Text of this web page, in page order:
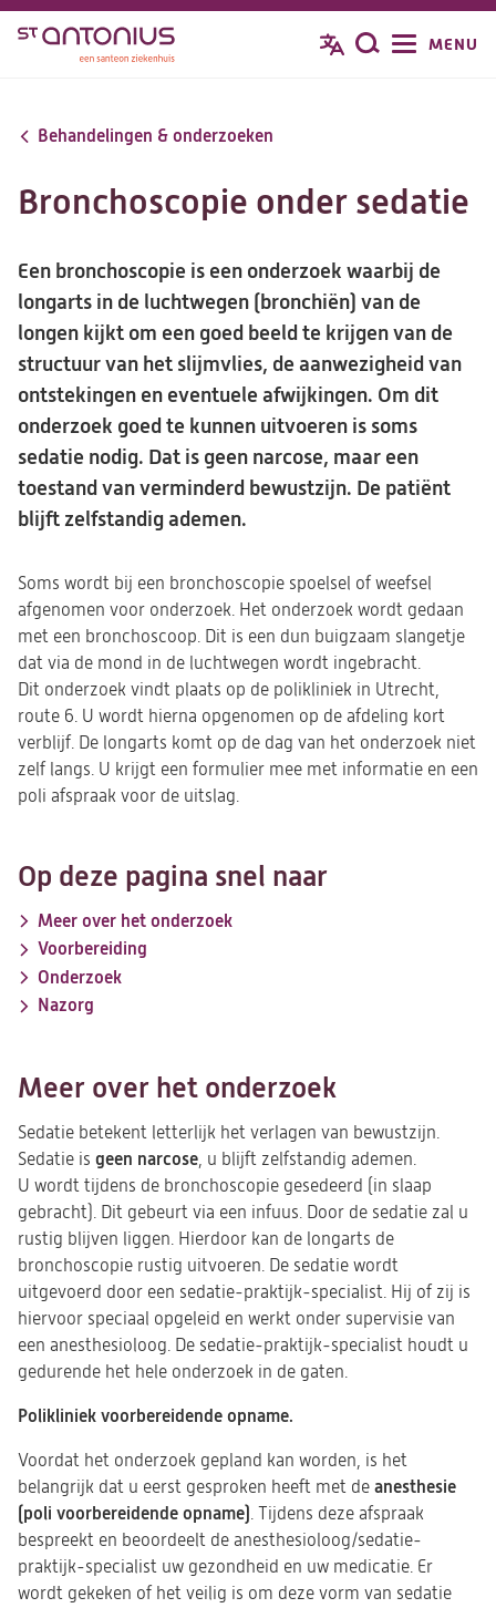
Overslaan
inhoud
Zoeken
MENU
Behandelingen & onderzoeken
Bronchoscopie onder sedatie
Een bronchoscopie is een onderzoek waarbij de
longarts in de luchtwegen (bronchiën) van de
longen kijkt om een goed beeld te krijgen van de
structuur van het slijmvlies, de aanwezigheid van
ontstekingen en eventuele afwijkingen. Om dit
onderzoek goed te kunnen uitvoeren is soms
sedatie nodig. Dat is geen narcose, maar een
toestand van verminderd bewustzijn. De patiënt
blijft zelfstandig ademen.
Soms wordt bij een bronchoscopie spoelsel of weefsel
afgenomen voor onderzoek. Het onderzoek wordt gedaan
met een bronchoscoop. Dit is een dun buigzaam slangetje
dat via de mond in de luchtwegen wordt ingebracht.
Dit onderzoek vindt plaats op de polikliniek in Utrecht,
route 6. U wordt hierna opgenomen op de afdeling kort
verblijf. De longarts komt op de dag van het onderzoek niet
zelf langs. U krijgt een formulier mee met informatie en een
poli afspraak voor de uitslag.
Op deze pagina snel naar
Meer over het onderzoek
Voorbereiding
Onderzoek
Nazorg
Meer over het onderzoek
Sedatie betekent letterlijk het verlagen van bewustzijn.
Sedatie is geen narcose , u blijft zelfstandig ademen.
U wordt tijdens de bronchoscopie gesedeerd (in slaap
gebracht). Dit gebeurt via een infuus. Door de sedatie zal u
rustig blijven liggen. Hierdoor kan de longarts de
bronchoscopie rustig uitvoeren. De sedatie wordt
uitgevoerd door een sedatie-praktijk-specialist. Hij of zij is
hiervoor speciaal opgeleid en werkt onder supervisie van
een anesthesioloog. De sedatie-praktijk-specialist houdt u
gedurende het hele onderzoek in de gaten.
Polikliniek voorbereidende opname.
Voordat het onderzoek gepland kan worden, is het
belangrijk dat u eerst gesproken heeft met de anesthesie
(poli voorbereidende opname) . Tijdens deze afspraak
bespreekt en beoordeelt de anesthesioloog/sedatie-
praktijk-specialist uw gezondheid en uw medicatie. Er
wordt gekeken of het veilig is om deze vorm van sedatie